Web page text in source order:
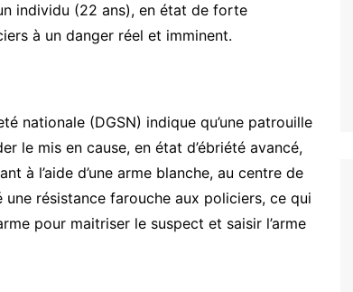
individu (22 ans), en état de forte
à un danger réel et imminent.
nationale (DGSN) indique qu’une patrouille
le mis en cause, en état d’ébriété avancé,
à l’aide d’une arme blanche, au centre de
résistance farouche aux policiers, ce qui
pour maitriser le suspect et saisir l’arme